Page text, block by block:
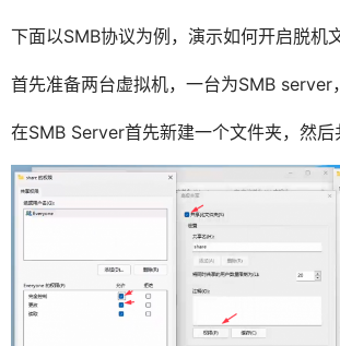
下面以SMB协议为例，演示如何开启脱机
首先准备两台虚拟机，一台为SMB
在SMB Server首先新建一个文件夹，然